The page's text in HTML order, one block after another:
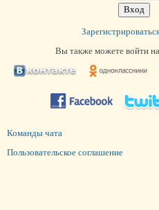
Вы также можете войти
Команды чата
Пользовательское соглашение